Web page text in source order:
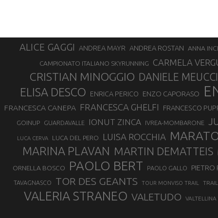
ALICE GAGGI ANDREA MAYR ANDREA ROSTAN ANNA
CAMPIONATO ITALIANO SKYRUNNING CARMELA
CRISTIAN MINOGGIO DANIELE MEUCCI
ELISA DESCO ENRICA PERICO ENZO CAPORASO
FRANCESCA CANEPA FRANCESCA GHELFI FRANCESCO
GOINUP GUARDAVALLE IONUT ZINCA IVREA-MOMBARONE
LUCA CERVA LUCA DEL PERO LUISA ROCCHIA
MARINA PLAVAN MARTIN DEMATTEIS
ORNELLA BOSCO PAOLO BERT PAOLO GALLO PIETRO
TAVAGNASCO TOR DES GEANTS TOUR MONVISO TRAIL
VALERIA STRANEO VALETUDO VALTELLINA